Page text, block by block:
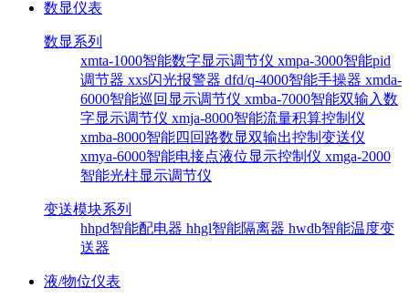
数显仪表
数显系列
xmta-1000智能数字显示调节仪 xmpa-3000智能pid
调节器 xxs闪光报警器 dfd/q-4000智能手操器 xmda-
6000智能巡回显示调节仪 xmba-7000智能双输入数
字显示调节仪 xmja-8000智能流量积算控制仪
xmba-8000智能四回路数显双输出控制变送仪
xmya-6000智能电接点液位显示控制仪 xmga-2000
智能光柱显示调节仪
变送模块系列
hhpd智能配电器 hhgl智能隔离器 hwdb智能温度变
送器
液/物位仪表